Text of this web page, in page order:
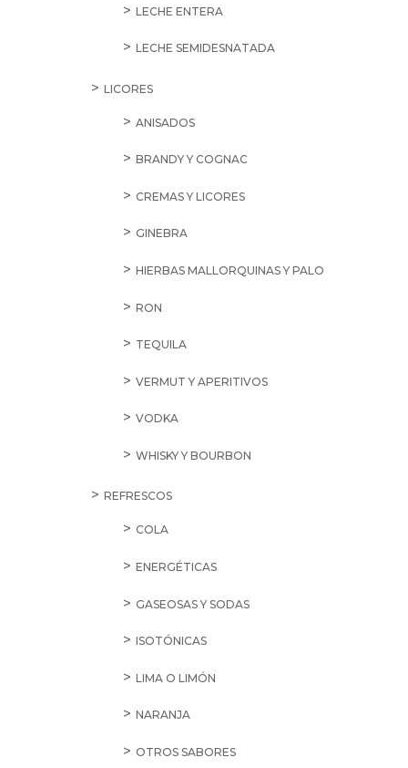
LECHE ENTERA
LECHE SEMIDESNATADA
LICORES
ANISADOS
BRANDY Y COGNAC
CREMAS Y LICORES
GINEBRA
HIERBAS MALLORQUINAS Y PALO
RON
TEQUILA
VERMUT Y APERITIVOS
VODKA
WHISKY Y BOURBON
REFRESCOS
COLA
ENERGÉTICAS
GASEOSAS Y SODAS
ISOTÓNICAS
LIMA O LIMÓN
NARANJA
OTROS SABORES